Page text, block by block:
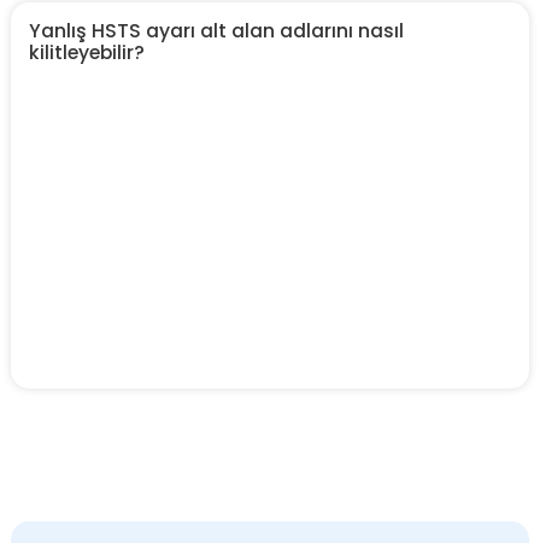
Yanlış HSTS ayarı alt alan adlarını nasıl
kilitleyebilir?